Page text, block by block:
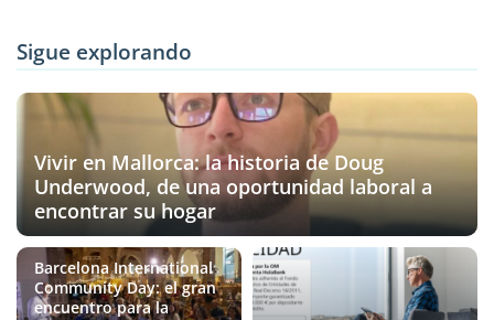
Sigue explorando
Vivir en Mallorca: la historia de Doug
Underwood, de una oportunidad laboral a
encontrar su hogar
Barcelona International
Community Day: el gran
encuentro para la